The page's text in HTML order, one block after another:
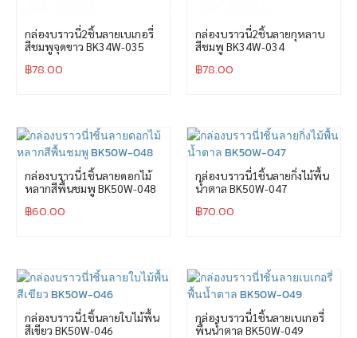
กล่องบราวนี่2ชิ้นลายเบเกอรี่
สีชมพูจุดขาว BK34W-035
฿78.00
กล่องบราวนี่2ชิ้นลายกุหลาบ
สีชมพู BK34W-034
฿78.00
กล่องบราวนี่1ชิ้นลายดอกไม้
หลากสีพื้นชมพู BK50W-048
฿60.00
กล่องบราวนี่1ชิ้นลายกิ่งไม้พื้น
น้ำตาล BK50W-047
฿70.00
กล่องบราวนี่1ชิ้นลายใบไม้พื้น
สีเขียว BK50W-046
กล่องบราวนี่1ชิ้นลายเบเกอรี่
พื้นน้ำตาล BK50W-049